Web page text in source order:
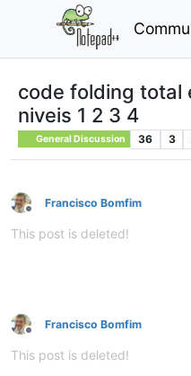
code folding total
niveis 1 2 3 4
General Discussion 36 3
Offline
Francisco Bomfim
This post is deleted!
Offline
Francisco Bomfim
This post is deleted!